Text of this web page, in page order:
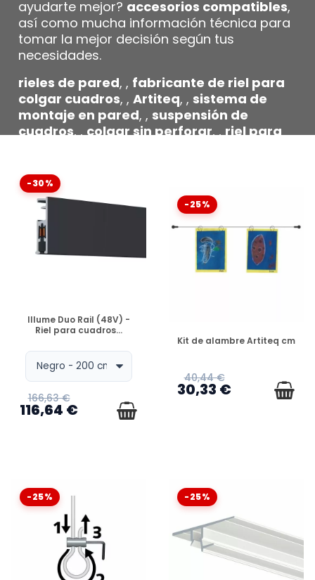
ayudarte mejor? accesorios compatibles,
así como mucha información técnica para
tomar la mejor decisión según tus
necesidades.
rieles de pared, , fabricante de riel para
colgar cuadros, , Artiteq, , sistema de
montaje en pared, , suspensión de
cuadros, ,colgar sin perforar, ,riel para
"cimaise Artiteq" se refiere a un sistema
de rieles utilizados para colgar obras de
arte en paredes. Es un sistema popular
entre artistas y galerías para exhibir
obras de arte de manera segura y
ajustable., ,foto colgada , ,cable de
sistema de riel de techo
pared, ,suspensión flexible
colgado sin clavos
colgador seguro, ,
solución de exhibición mural
Artiteq
-30%
DISPONIBLE
Illume Duo Rail (48V) -
Riel para cuadros...
166,63 €
116,64 €
-25%
DISPONIBLE
Kit de alambre Artiteq cm
40,44 €
30,33 €
-25% -25%